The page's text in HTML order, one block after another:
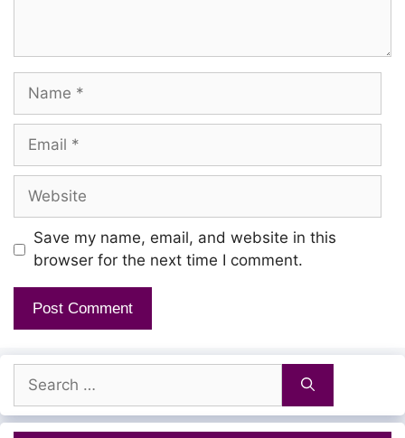
Pudichadhu Seiuradhu
Ennaikume MASS!
Dhenam Dhenam Mukkiyam Pa
Nama Inner PEACE!
Ennaikume Padachaven
Manasula Porada Thunivu Irukku
Suthi Paaru Santhosam Dha
Kotti Kedakku
Name
Email
Website
Save my name, email, and website in this
browser for the next time I comment.
Search
for: